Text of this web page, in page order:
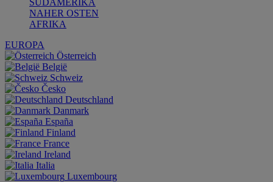
SÜDAMERIKA
NAHER OSTEN
AFRIKA
EUROPA
Österreich
België
Schweiz
Česko
Deutschland
Danmark
España
Finland
France
Ireland
Italia
Luxembourg